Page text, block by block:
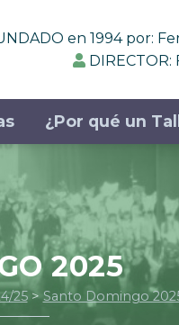
en 1994 por:
¿Por qué un
2025
25>Santo Domingo